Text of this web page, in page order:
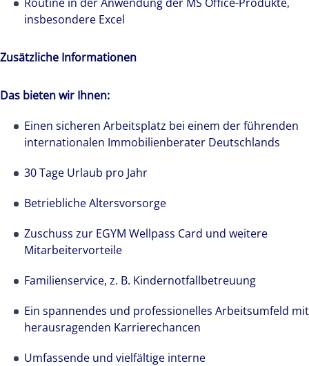
insbesondere Excel
Zusätzliche Informationen
Das bieten wir Ihnen:
Einen sicheren Arbeitsplatz bei einem der führenden
internationalen Immobilienberater Deutschlands
30 Tage Urlaub pro Jahr
Betriebliche Altersvorsorge
Zuschuss zur EGYM Wellpass Card und weitere
Mitarbeitervorteile
Familienservice, z. B. Kindernotfallbetreuung
Ein spannendes und professionelles Arbeitsumfeld mit
herausragenden Karrierechancen
Umfassende und vielfältige interne